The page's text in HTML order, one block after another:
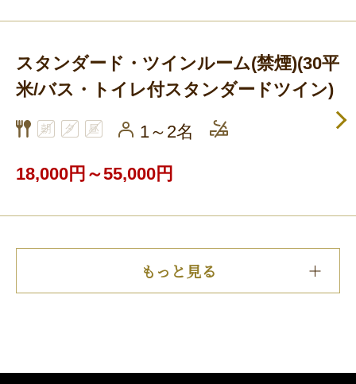
スタンダード・ツインルーム(禁煙)(30平
米/バス・トイレ付スタンダードツイン)
1～2名
18,000円～55,000円
もっと見る